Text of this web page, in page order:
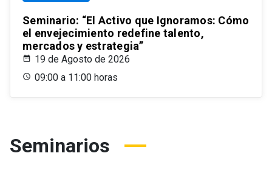
Seminario: “El Activo que Ignoramos: Cómo
el envejecimiento redefine talento,
mercados y estrategia”
19 de Agosto de 2026
09:00 a 11:00 horas
Seminarios